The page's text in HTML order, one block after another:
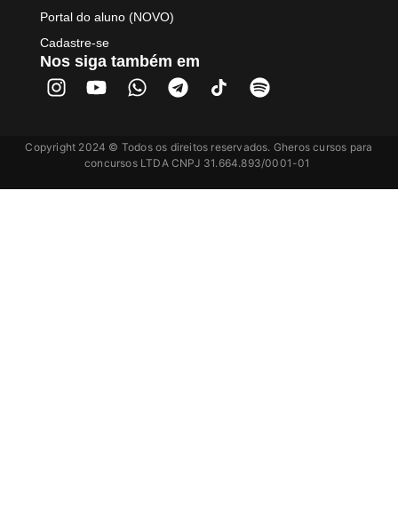
Portal do aluno (NOVO)
Cadastre-se
Nos siga também em
Copyright 2024 © Todos os direitos reservados. Gheros cursos para
concursos LTDA CNPJ 31.664.893/0001-01